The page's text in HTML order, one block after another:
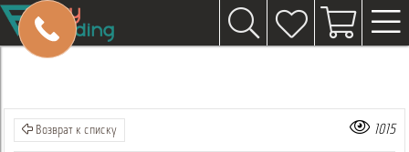
Возврат к списку 1015